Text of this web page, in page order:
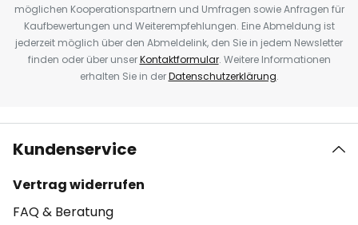
möglichen Kooperationspartnern und Umfragen sowie Anfragen für
Kaufbewertungen und Weiterempfehlungen. Eine Abmeldung ist
jederzeit möglich über den Abmeldelink, den Sie in jedem Newsletter
finden oder über unserKontaktformular. Weitere Informationen
erhalten Sie in derDatenschutzerklärung.
Kundenservice
Vertrag widerrufen
FAQ & Beratung